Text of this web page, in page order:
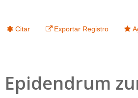
Citar Exportar Registro
Epidendrum